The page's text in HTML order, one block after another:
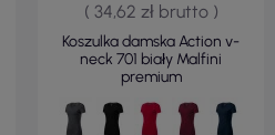
( 34,62 zł brutto )
Koszulka damska Action v-
neck 701 biały Malfini
premium